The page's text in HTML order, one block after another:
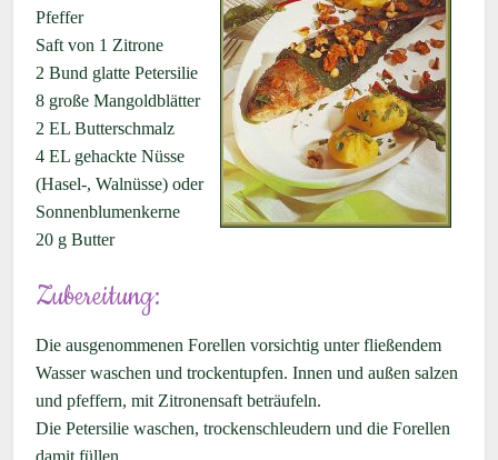
Pfeffer
Saft von 1 Zitrone
2 Bund glatte Petersilie
8 große Mangoldblätter
2 EL Butterschmalz
4 EL gehackte Nüsse
(Hasel-, Walnüsse) oder
Sonnenblumenkerne
20 g Butter
Zubereitung:
Die ausgenommenen Forellen vorsichtig unter fließendem
Wasser waschen und trockentupfen. Innen und außen salzen
und pfeffern, mit Zitronensaft beträufeln.
Die Petersilie waschen, trockenschleudern und die Forellen
damit füllen.